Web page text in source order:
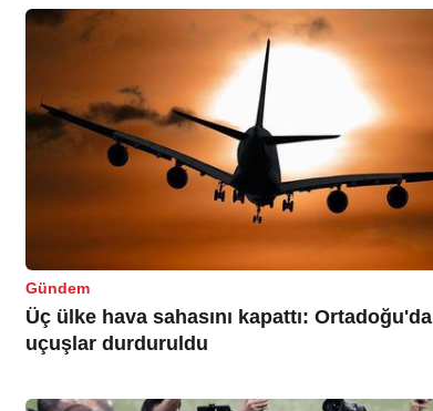
Gündem
Üç ülke hava sahasını kapattı: Ortadoğu'da
uçuşlar durduruldu